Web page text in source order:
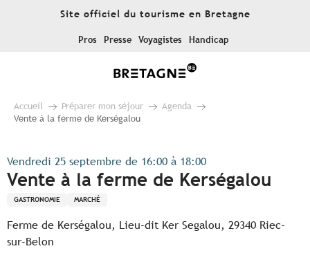
Site officiel du tourisme en Bretagne
Pros Presse Voyagistes Handicap
Accueil Préparer mon séjour
Agenda
Vente à la ferme de Kerségalou
Vendredi 25 septembre de 16:00 à 18:00
Vente à la ferme de Kerségalou
GASTRONOMIE MARCHÉ
Ferme de Kerségalou, Lieu-dit Ker Segalou, 29340 Riec-
sur-Belon